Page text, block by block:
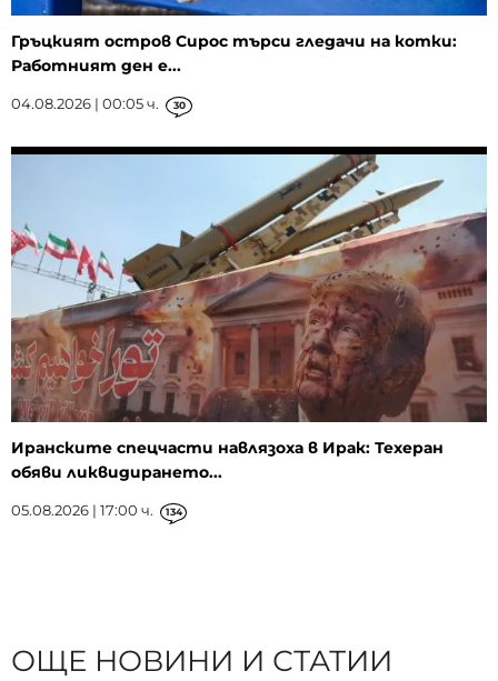
Гръцкият остров Сирос търси гледачи на котки:
Работният ден е...
04.08.2026 | 00:05 ч. 30
Иранските спецчасти навлязоха в Ирак: Техеран
обяви ликвидирането...
05.08.2026 | 17:00 ч. 134
ОЩЕ НОВИНИ И СТАТИИ